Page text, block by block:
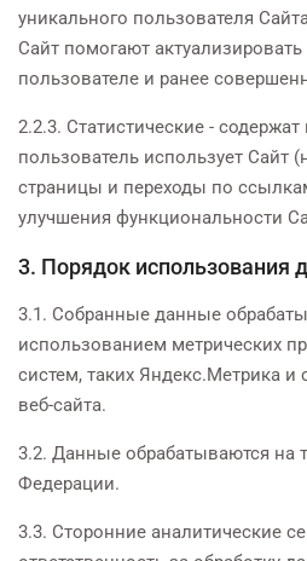
уникального пользователя
Сайт помогают
пользователе и ранее
2.2.3. Статистические -
пользователь использует Сайт
страницы и переходы по
улучшения функциональности
3. Порядок использования
3.1. Собранные данные
использованием метрических
систем, таких Яндекс.Метрика и
веб-сайта.
3.2. Данные обрабатываются на
Федерации.
3.3. Сторонние аналитические